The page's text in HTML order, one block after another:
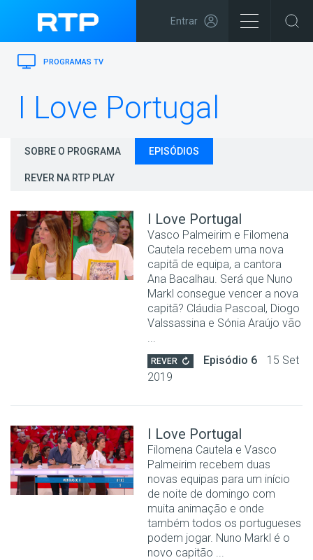
Entrar
PROGRAMAS TV
I Love Portugal
SOBRE O PROGRAMA EPISÓDIOS
REVER NA RTP PLAY
I Love Portugal
Vasco Palmeirim e Filomena
Cautela recebem uma nova
capitã de equipa, a cantora
Ana Bacalhau. Será que Nuno
Markl consegue vencer a nova
capitã? Cláudia Pascoal, Diogo
Valssassina e Sónia Araújo vão
REVER Episódio 6
15 Set
2019
I Love Portugal
Filomena Cautela e Vasco
Palmeirim recebem duas
novas equipas para um início
de noite de domingo com
muita animação e onde
também todos os portugueses
podem jogar. Nuno Markl é o
novo capitão ...